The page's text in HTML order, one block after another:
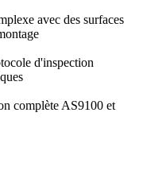
avec des surfaces
d'inspection
complète AS9100 et